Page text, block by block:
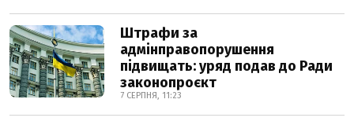
Штрафи за
адмінправопорушення
підвищать: уряд подав до Ради
законопроєкт
7 СЕРПНЯ, 11:23